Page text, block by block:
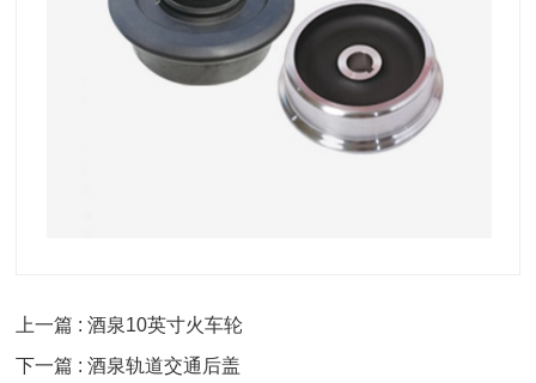
上一篇 : 酒泉10英寸火车轮
下一篇 : 酒泉轨道交通后盖